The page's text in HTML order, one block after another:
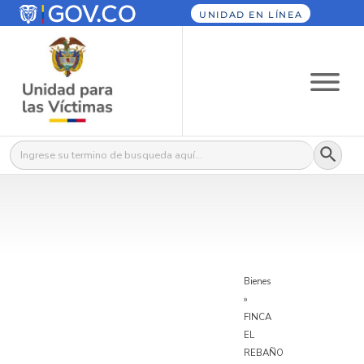
UNIDAD EN LÍNEA
Buscar: Botón
Bienes
»
FINCA
EL
REBAÑO